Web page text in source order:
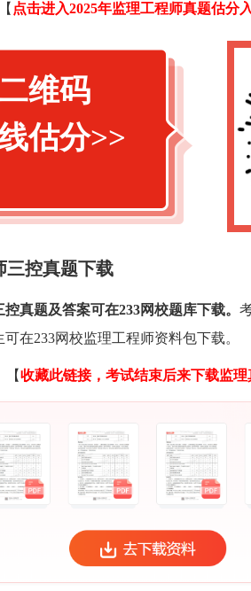
【 点击进入2025年监理工程师真题估分
维码
估分>>
三控真题下载
真题及答案可在233网校题库下载。
在233网校监理工程师资料包下载。
【收藏此链接，考试结束后来下载监理